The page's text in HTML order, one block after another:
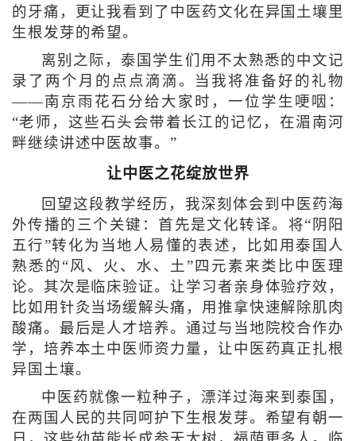
的牙痛，更让我看到了中医药文化在异国土壤里
生根发芽的希望。
离别之际，泰国学生们用不太熟悉的中文记
录了两个月的点点滴滴。当我将准备好的礼物
——南京雨花石分给大家时，一位学生哽咽：
“老师，这些石头会带着长江的记忆，在湄南河
畔继续讲述中医故事。”
让中医之花绽放世界
回望这段教学经历，我深刻体会到中医药海
外传播的三个关键：首先是文化转译。将“阴阳
五行”转化为当地人易懂的表述，比如用泰国人
熟悉的“风、火、水、土”四元素来类比中医理
论。其次是临床验证。让学习者亲身体验疗效，
比如用针灸当场缓解头痛，用推拿快速解除肌肉
酸痛。最后是人才培养。通过与当地院校合作办
学，培养本土中医师资力量，让中医药真正扎根
异国土壤。
中医药就像一粒种子，漂洋过海来到泰国，
在两国人民的共同呵护下生根发芽。希望有朝一